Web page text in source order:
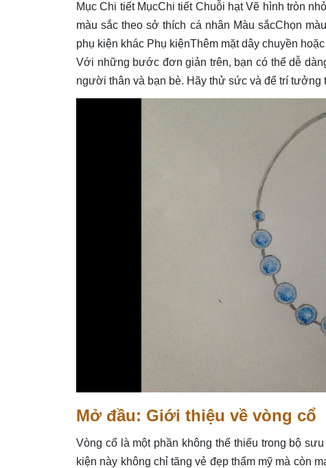
Mục Chi tiết MụcChi tiết Chuỗi hạt Vẽ hình tròn
màu sắc theo sở thích cá nhân Màu sắcChọn
phụ kiện khác Phụ kiệnThêm mặt dây chuyền
Với những bước đơn giản trên, bạn có thể dễ
người thân và bạn bè. Hãy thử sức và để trí tưởng
Mở đầu: Giới thiệu về vòng cổ
Vòng cổ là một phần không thể thiếu trong bộ
kiện này không chỉ tăng vẻ đẹp thẩm mỹ mà còn